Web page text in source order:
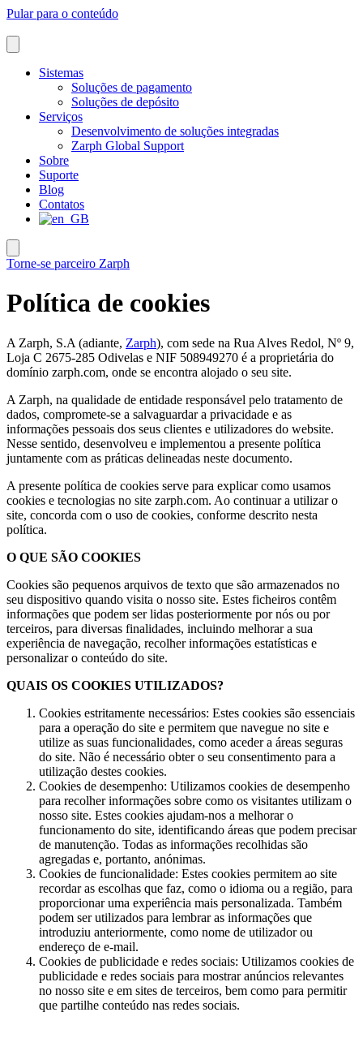
Pular para o conteúdo
Sistemas
Soluções de pagamento
Soluções de depósito
Serviços
Desenvolvimento de soluções integradas
Zarph Global Support
Sobre
Suporte
Blog
Contatos
Torne-se parceiro Zarph
Política de cookies
A Zarph, S.A (adiante, Zarph), com sede na Rua Alves Redol, Nº 9,
Loja C 2675-285 Odivelas e NIF 508949270 é a proprietária do
domínio zarph.com, onde se encontra alojado o seu site.
A Zarph, na qualidade de entidade responsável pelo tratamento de
dados, compromete-se a salvaguardar a privacidade e as
informações pessoais dos seus clientes e utilizadores do website.
Nesse sentido, desenvolveu e implementou a presente política
juntamente com as práticas delineadas neste documento.
A presente política de cookies serve para explicar como usamos
cookies e tecnologias no site zarph.com. Ao continuar a utilizar o
site, concorda com o uso de cookies, conforme descrito nesta
política.
O QUE SÃO COOKIES
Cookies são pequenos arquivos de texto que são armazenados no
seu dispositivo quando visita o nosso site. Estes ficheiros contêm
informações que podem ser lidas posteriormente por nós ou por
terceiros, para diversas finalidades, incluindo melhorar a sua
experiência de navegação, recolher informações estatísticas e
personalizar o conteúdo do site.
QUAIS OS COOKIES UTILIZADOS?
Cookies estritamente necessários: Estes cookies são essenciais
para a operação do site e permitem que navegue no site e
utilize as suas funcionalidades, como aceder a áreas seguras
do site. Não é necessário obter o seu consentimento para a
utilização destes cookies.
Cookies de desempenho: Utilizamos cookies de desempenho
para recolher informações sobre como os visitantes utilizam o
nosso site. Estes cookies ajudam-nos a melhorar o
funcionamento do site, identificando áreas que podem precisar
de manutenção. Todas as informações recolhidas são
agregadas e, portanto, anónimas.
Cookies de funcionalidade: Estes cookies permitem ao site
recordar as escolhas que faz, como o idioma ou a região, para
proporcionar uma experiência mais personalizada. Também
podem ser utilizados para lembrar as informações que
introduziu anteriormente, como nome de utilizador ou
endereço de e-mail.
Cookies de publicidade e redes sociais: Utilizamos cookies de
publicidade e redes sociais para mostrar anúncios relevantes
no nosso site e em sites de terceiros, bem como para permitir
que partilhe conteúdo nas redes sociais.